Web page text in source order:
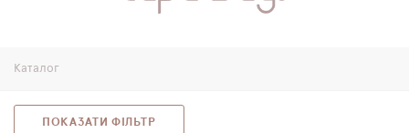
МОЛОДІЖНІ РЮКЗАКИ
ПЕНАЛИ
Каталог
ПОКАЗАТИ ФІЛЬТР